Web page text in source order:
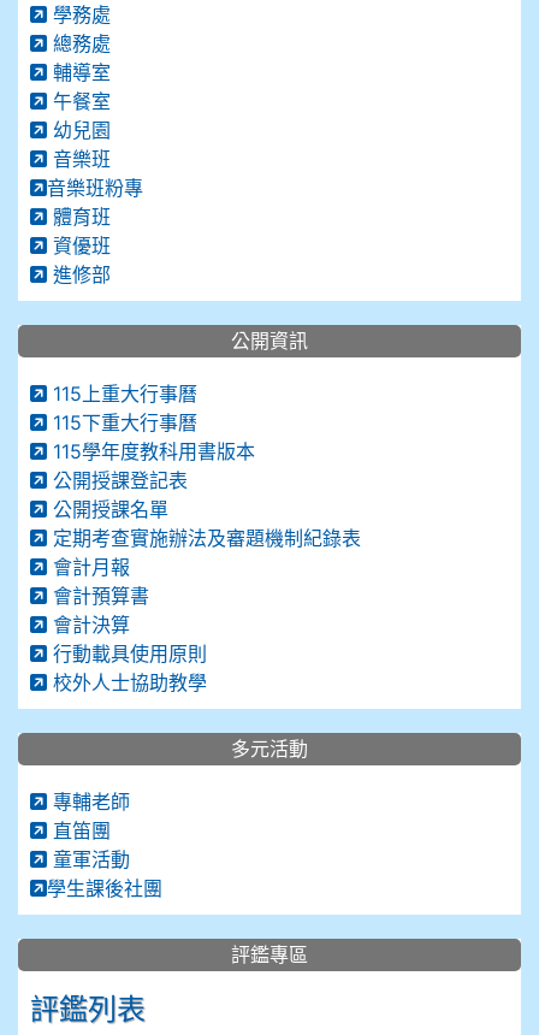
學務處
總務處
輔導室
午餐室
幼兒園
音樂班
音樂班粉專
體育班
資優班
進修部
公開資訊
115上重大行事曆
115下重大行事曆
115學年度教科用書版本
公開授課登記表
公開授課名單
定期考查實施辦法及審題機制紀錄表
會計月報
會計預算書
會計決算
行動載具使用原則
校外人士協助教學
多元活動
專輔老師
直笛團
童軍活動
學生課後社團
評鑑專區
評鑑列表